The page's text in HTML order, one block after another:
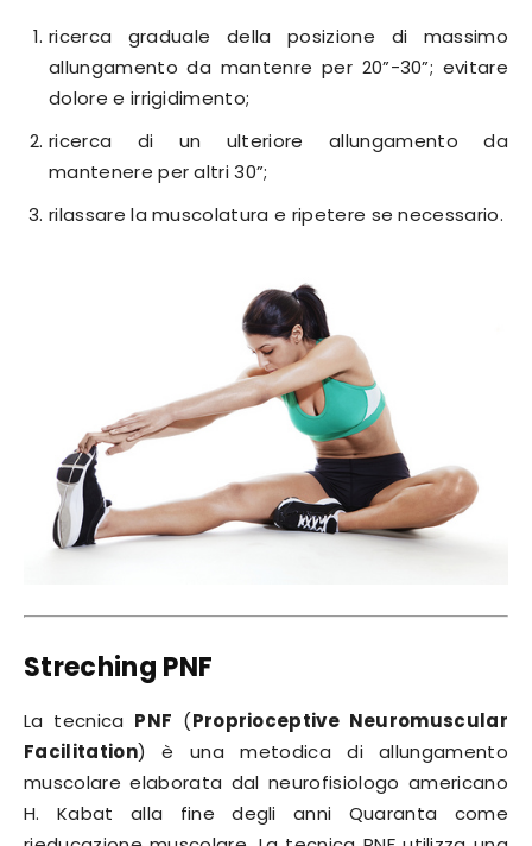
ricerca graduale della posizione di massimo
allungamento da mantenre per 20”-30”; evitare
dolore e irrigidimento;
ricerca di un ulteriore allungamento da
mantenere per altri 30”;
rilassare la muscolatura e ripetere se necessario.
Streching PNF
La tecnica PNF (Proprioceptive Neuromuscular
Facilitation) è una metodica di allungamento
muscolare elaborata dal neurofisiologo americano
H. Kabat alla fine degli anni Quaranta come